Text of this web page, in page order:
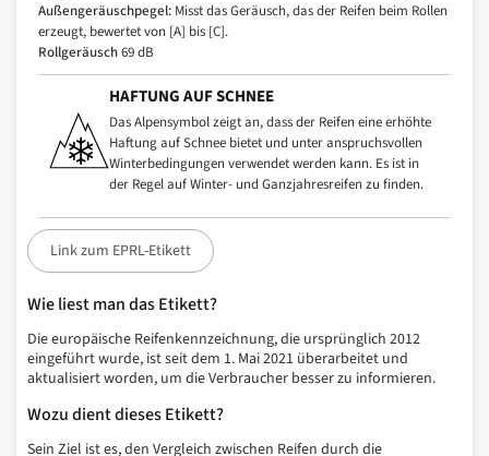
Außengeräuschpegel: Misst das Geräusch, das der Reifen beim Rollen
erzeugt, bewertet von [A] bis [C].
Rollgeräusch69 dB
HAFTUNG AUF SCHNEE
Das Alpensymbol zeigt an, dass der Reifen eine erhöhte
Haftung auf Schnee bietet und unter anspruchsvollen
Winterbedingungen verwendet werden kann. Es ist in
der Regel auf Winter- und Ganzjahresreifen zu finden.
Link zum EPRL-Etikett
Wie liest man das Etikett?
Die europäische Reifenkennzeichnung, die ursprünglich 2012
eingeführt wurde, ist seit dem 1. Mai 2021 überarbeitet und
aktualisiert worden, um die Verbraucher besser zu informieren.
Wozu dient dieses Etikett?
Sein Ziel ist es, den Vergleich zwischen Reifen durch die